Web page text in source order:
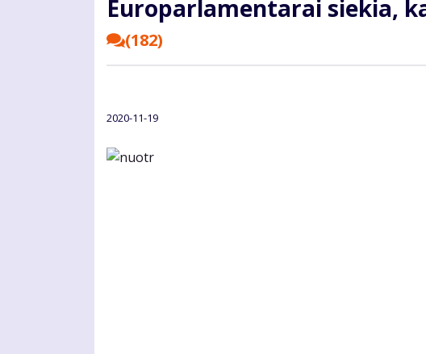
Europarlamentarai siekia,
(182)
2020-11-19